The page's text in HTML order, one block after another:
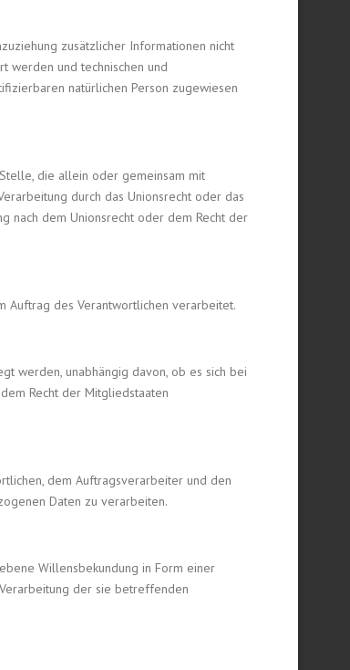
zusätzlicher Informationen nicht
werden und technischen und
natürlichen Person zugewiesen
die allein oder gemeinsam mit
durch das Unionsrecht oder das
nach dem Unionsrecht oder dem Recht der
Auftrag des Verantwortlichen verarbeitet.
werden, unabhängig davon, ob es sich bei
Recht der Mitgliedstaaten
dem Auftragsverarbeiter und den
Daten zu verarbeiten.
Willensbekundung in Form einer
der sie betreffenden